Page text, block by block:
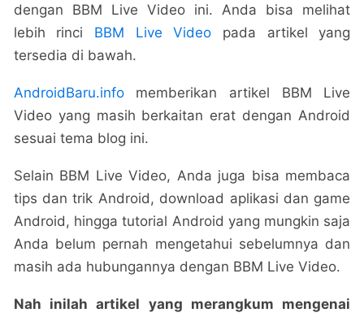
dengan BBM Live Video ini. Anda bisa melihat
lebih rinci BBM Live Video pada artikel yang
tersedia di bawah.
AndroidBaru.infomemberikan artikel BBM Live
Video yang masih berkaitan erat dengan Android
sesuai tema blog ini.
Selain BBM Live Video, Anda juga bisa membaca
tips dan trik Android, download aplikasi dan game
Android, hingga tutorial Android yang mungkin saja
Anda belum pernah mengetahui sebelumnya dan
masih ada hubungannya dengan BBM Live Video.
Nah inilah artikel yang merangkum mengenai